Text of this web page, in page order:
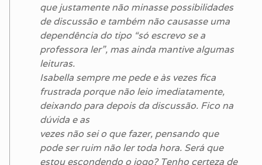
que justamente não minasse possibilidades
de discussão e também não causasse uma
dependência do tipo “só escrevo se a
professora ler”, mas ainda mantive algumas
leituras.
Isabella sempre me pede e às vezes fica
frustrada porque não leio imediatamente,
deixando para depois da discussão. Fico na
dúvida e as
vezes não sei o que fazer, pensando que
pode ser ruim não ler toda hora. Será que
estou escondendo o jogo? Tenho certeza de